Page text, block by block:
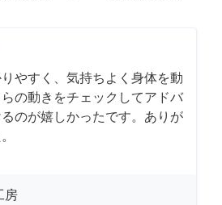
やすく、気持ちよく身体を動
の動きをチェックしてアドバ
のが嬉しかったです。ありが
房